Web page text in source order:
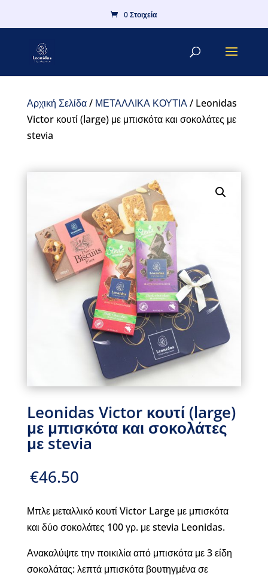
0 Στοιχεία
Αρχική Σελίδα/ ΜΕΤΑΛΛΙΚΑ ΚΟΥΤΙΑ/ Leonidas
Victor κουτί (large) με μπισκότα και σοκολάτες με
stevia
Leonidas Victor κουτί (large)
με μπισκότα και σοκολάτες
με stevia
€46.50
Μπλε μεταλλικό κουτί Victor Large με μπισκότα
και δύο σοκολάτες 100 γρ. με stevia Leonidas.
Ανακαλύψτε την ποικιλία από μπισκότα με 3 είδη
σοκολάτας: λεπτά μπισκότα βουτηγμένα σε